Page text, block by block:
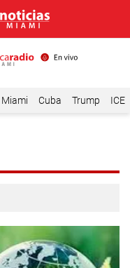
Miami Cuba Trump ICE